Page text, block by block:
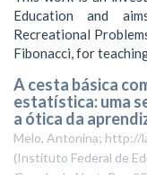
Education and
Recreational
Fibonacci, for
A cesta básica
estatística: uma
a ótica da
Melo, Antonina; http://
(Instituto Federal de